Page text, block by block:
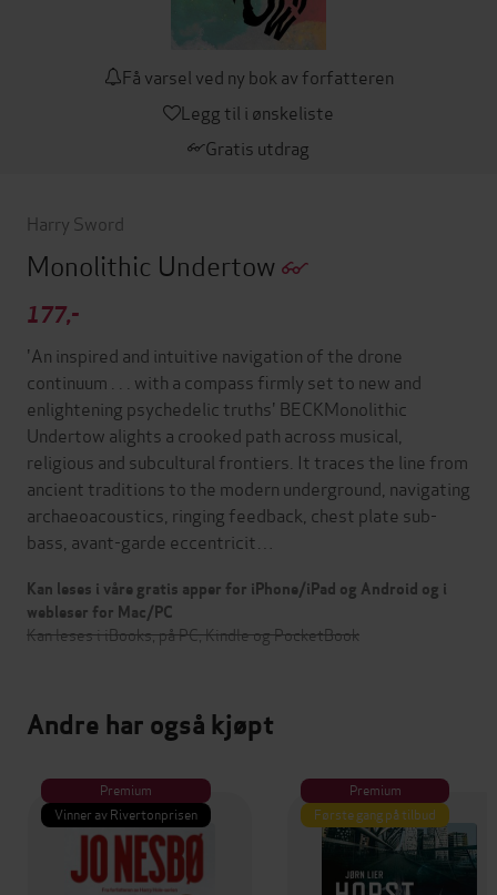
Få varsel ved ny bok av forfatteren
Legg til i ønskeliste
Gratis utdrag
Harry Sword
Monolithic Undertow
177,-
'An inspired and intuitive navigation of the drone
continuum . . . with a compass firmly set to new and
enlightening psychedelic truths' BECKMonolithic
Undertow alights a crooked path across musical,
religious and subcultural frontiers. It traces the line from
ancient traditions to the modern underground, navigating
archaeoacoustics, ringing feedback, chest plate sub-
bass, avant-garde eccentricit…
Kan leses i våre gratis apper for iPhone/iPad og Android og i
webleser for Mac/PC
Kan leses i iBooks, på PC, Kindle og PocketBook
Andre har også kjøpt
Premium
Vinner av Rivertonprisen
Premium
Første gang på tilbud